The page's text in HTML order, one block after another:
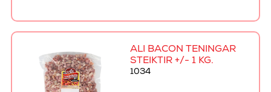
ALI BACON TENINGAR
STEIKTIR +/- 1 KG.
1034